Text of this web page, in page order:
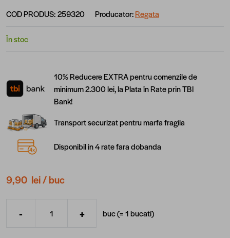
COD PRODUS:259320 Producator:Regata
În stoc
10% Reducere EXTRA pentru comenzile de
minimum 2.300 lei, la Plata în Rate prin TBI
Bank!
Transport securizat pentru marfa fragila
Disponibil in 4 rate fara dobanda
9,90 lei/ buc
Cantitate
- + buc (=1bucati)